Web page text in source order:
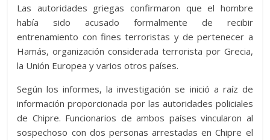
Las autoridades griegas confirmaron que el hombre
había sido acusado formalmente de recibir
entrenamiento con fines terroristas y de pertenecer a
Hamás, organización considerada terrorista por Grecia,
la Unión Europea y varios otros países.
Según los informes, la investigación se inició a raíz de
información proporcionada por las autoridades policiales
de Chipre. Funcionarios de ambos países vincularon al
sospechoso con dos personas arrestadas en Chipre el